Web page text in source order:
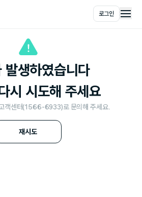
로그인 메인
발생하였습니다
시 시도해 주세요
객센터(1566-6933)로 문의해 주세요.
재시도